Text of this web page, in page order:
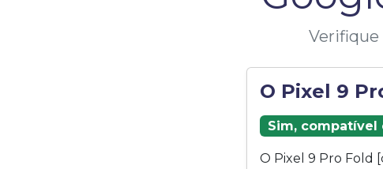
Verifique
O Pixel 9
Sim, compatível
O Pixel 9 Pro Fold